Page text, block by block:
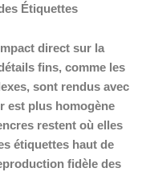
Étiquettes
direct sur la
fins, comme les
sont rendus avec
est plus homogène
restent où elles
étiquettes haut de
fidèle des